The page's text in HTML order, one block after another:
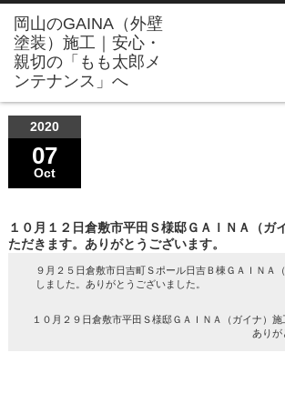
2020
07
Oct
１０月１２日倉敷市平田Ｓ様邸ＧＡＩＮＡ（ガ
ただきます。ありがとうございます。
９月２５日倉敷市日吉町Ｓポール日吉Ｂ棟ＧＡＩＮＡ
しました。ありがとうございました。
１０月２９日倉敷市平田Ｓ様邸ＧＡＩＮＡ（ガイナ）施
ありが